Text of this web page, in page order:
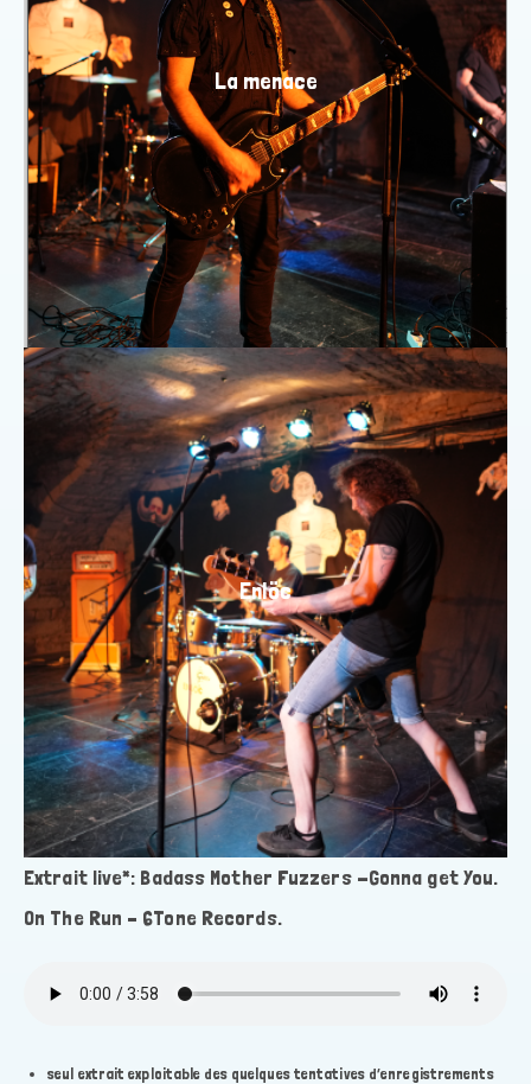
La menace
Enlöc
Extrait live*: Badass Mother Fuzzers -Gonna get You.
On The Run – 6Tone Records.
seul extrait exploitable des quelques tentatives d’enregistrements